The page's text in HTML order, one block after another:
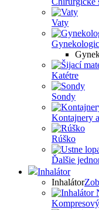
Vaty
Katétre
Sondy
Kontajnery
Rúško
Ďalšie
Inhalátor
Inhalátor